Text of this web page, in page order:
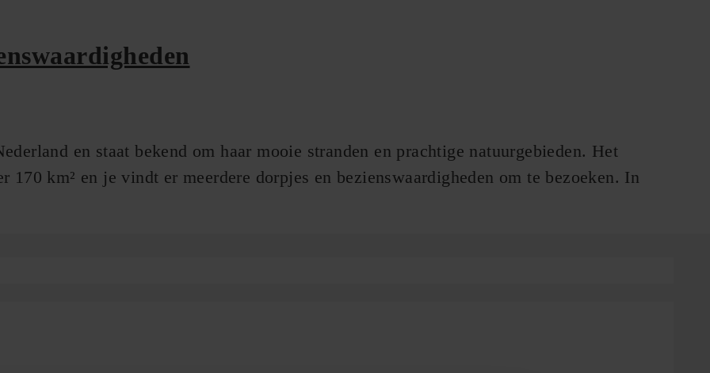
en staat bekend om haar mooie stranden en prachtige natuurgebieden. Het
170 km² en je vindt er meerdere dorpjes en bezienswaardigheden om te bezoeken. In